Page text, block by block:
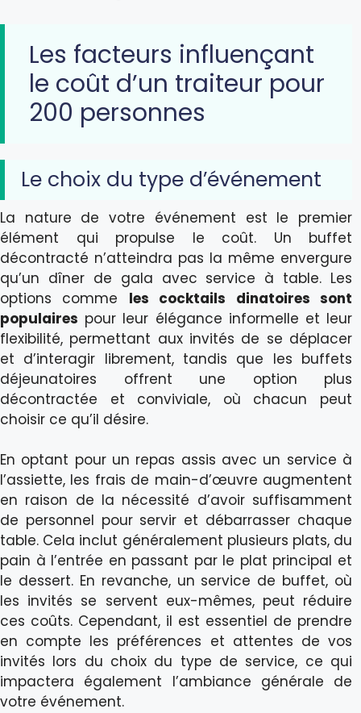
Les facteurs influençant
le coût d’un traiteur pour
200 personnes
Le choix du type d’événement
La nature de votre événement est le premier
élément qui propulse le coût. Un buffet
décontracté n’atteindra pas la même envergure
qu’un dîner de gala avec service à table. Les
options comme les cocktails dinatoires sont
populaires pour leur élégance informelle et leur
flexibilité, permettant aux invités de se déplacer
et d’interagir librement, tandis que les buffets
déjeunatoires offrent une option plus
décontractée et conviviale, où chacun peut
choisir ce qu’il désire.
En optant pour un repas assis avec un service à
l’assiette, les frais de main-d’œuvre augmentent
en raison de la nécessité d’avoir suffisamment
de personnel pour servir et débarrasser chaque
table. Cela inclut généralement plusieurs plats, du
pain à l’entrée en passant par le plat principal et
le dessert. En revanche, un service de buffet, où
les invités se servent eux-mêmes, peut réduire
ces coûts. Cependant, il est essentiel de prendre
en compte les préférences et attentes de vos
invités lors du choix du type de service, ce qui
impactera également l’ambiance générale de
votre événement.